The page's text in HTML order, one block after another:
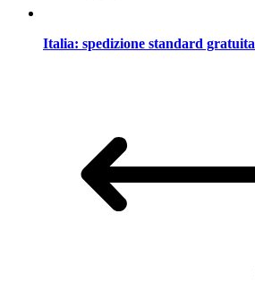
Italia: spedizione standard gratuita